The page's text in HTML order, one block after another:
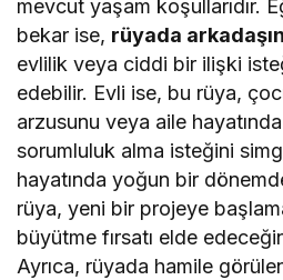
mevcut yaşam koşullarıdır.
bekar ise, rüyada
evlilik veya ciddi bir ilişki
edebilir. Evli ise, bu rüya,
arzusunu veya aile
sorumluluk alma isteğini
hayatında yoğun bir
rüya, yeni bir projeye
büyütme fırsatı elde
Ayrıca, rüyada hamile